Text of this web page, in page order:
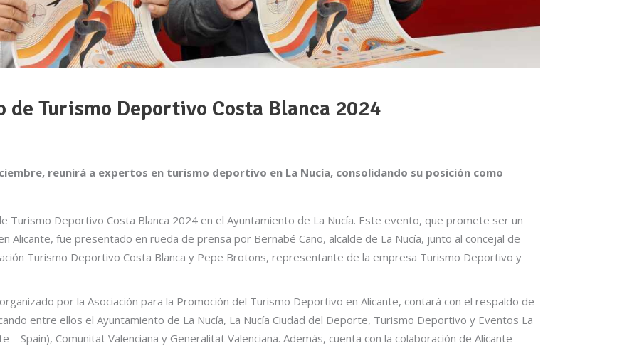
de Turismo Deportivo Costa Blanca 2024
reunirá a expertos en turismo deportivo en La Nucía, consolidando su posición como
Turismo Deportivo Costa Blanca 2024 en el Ayuntamiento de La Nucía. Este evento, que promete ser un
fue presentado en rueda de prensa por Bernabé Cano, alcalde de La Nucía, junto al concejal de
Turismo Deportivo Costa Blanca y Pepe Brotons, representante de la empresa Turismo Deportivo y
por la Asociación para la Promoción del Turismo Deportivo en Alicante, contará con el respaldo de
entre ellos el Ayuntamiento de La Nucía, La Nucía Ciudad del Deporte, Turismo Deportivo y Eventos La
– Spain), Comunitat Valenciana y Generalitat Valenciana. Además, cuenta con la colaboración de Alicante